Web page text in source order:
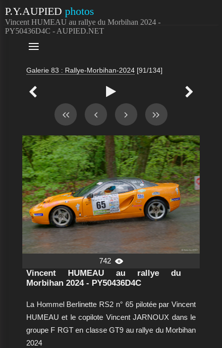
P.Y.AUPIED photos
Vincent HUMEAU au rallye du Morbihan 2024 -
PY50436D4C - AUPIED.NET

Galerie 83 : Rallye-Morbihan-2024 [91/134]
  
742 
Vincent HUMEAU au rallye du
Morbihan 2024 - PY50436D4C
La Hommel Berlinette RS2 n° 65 pilotée par Vincent
HUMEAU et le copilote Vincent JARNOUX dans le
groupe F RGT en classe GT9 au rallye du Morbihan
2024